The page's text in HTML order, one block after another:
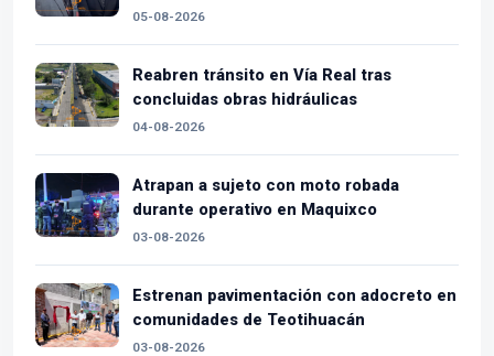
05-08-2026
Reabren tránsito en Vía Real tras
concluidas obras hidráulicas
04-08-2026
Atrapan a sujeto con moto robada
durante operativo en Maquixco
03-08-2026
Estrenan pavimentación con adocreto en
comunidades de Teotihuacán
03-08-2026